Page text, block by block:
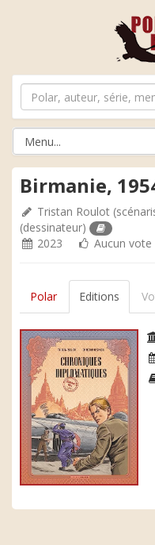
Birmanie,
Tristan Roulot
(dessinateur)
2023
Aucun vote
Polar Editions